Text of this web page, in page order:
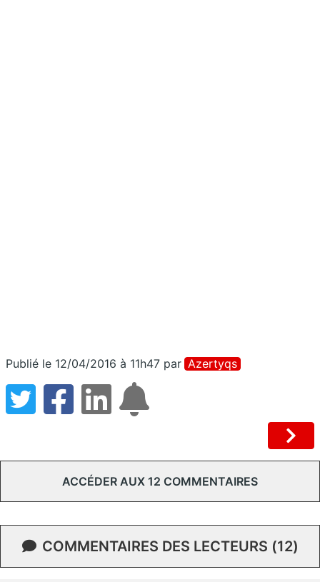
Publié le 12/04/2016 à 11h47 par Azertyqs
ACCÉDER AUX 12 COMMENTAIRES
COMMENTAIRES DES LECTEURS (12)